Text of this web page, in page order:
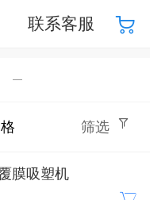
联系客服
筛选
膜吸塑机